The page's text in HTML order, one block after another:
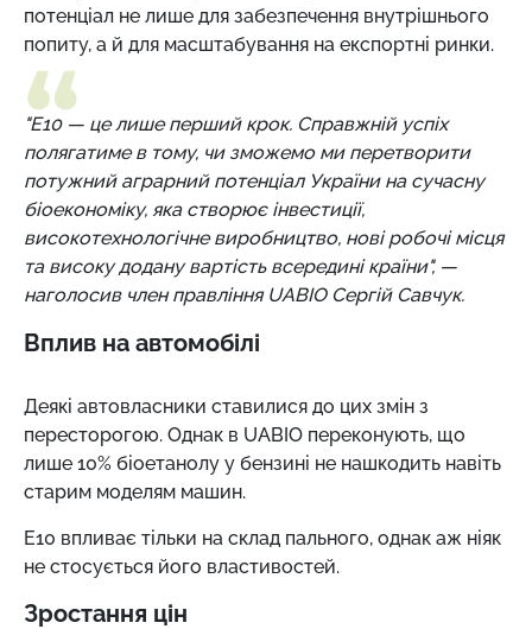
потенціал не лише для забезпечення внутрішнього
попиту, а й для масштабування на експортні ринки.
"E10 — це лише перший крок. Справжній успіх
полягатиме в тому, чи зможемо ми перетворити
потужний аграрний потенціал України на сучасну
біоекономіку, яка створює інвестиції,
високотехнологічне виробництво, нові робочі місця
та високу додану вартість всередині країни", —
наголосив член правління UABIO Сергій Савчук.
Вплив на автомобілі
Деякі автовласники ставилися до цих змін з
пересторогою. Однак в UABIO переконують, що
лише 10% біоетанолу у бензині не нашкодить навіть
старим моделям машин.
Е10 впливає тільки на склад пального, однак аж ніяк
не стосується його властивостей.
Зростання цін